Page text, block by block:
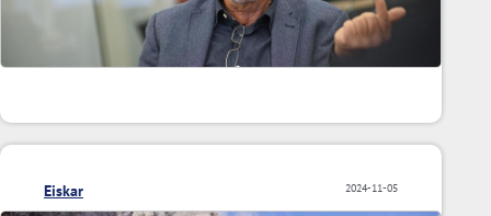
2024-11-05
Eiskar